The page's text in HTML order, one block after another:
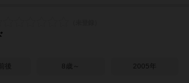
後 8歳～ 2005年